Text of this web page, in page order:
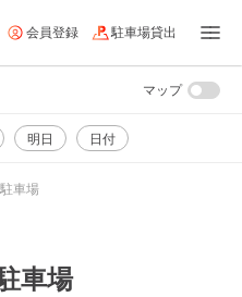
会員登録 駐車場貸出
明日 日付
マップ
車場
車場